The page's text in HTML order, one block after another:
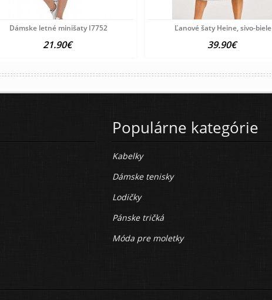
Dámske letné minišaty I7752
21.90€
Ľanové šaty Heine, sivo-biele
39.90€
Populárne kategórie
Kabelky
Dámske tenisky
Lodičky
Pánske tričká
Móda pre moletky